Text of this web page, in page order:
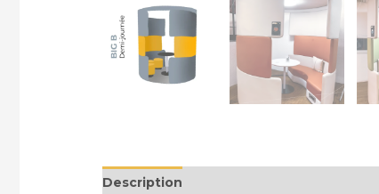
Description